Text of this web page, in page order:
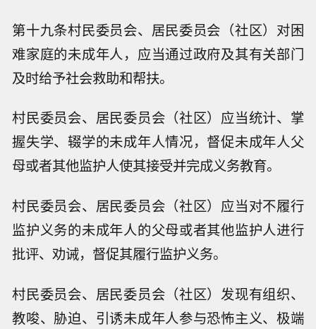
第十九条村民委员会、居民委员会（社区）对困
难家庭的未成年人，应当通过政府及其有关部门
及时给予社会救助和帮扶。
村民委员会、居民委员会（社区）应当统计、掌
握失学、辍学的未成年人情况，督促未成年人父
母或者其他监护人使其接受并完成义务教育。
村民委员会、居民委员会（社区）应当对不履行
监护义务的未成年人的父母或者其他监护人进行
批评、劝诫，督促其履行监护义务。
村民委员会、居民委员会（社区）发现有组织、
教唆、胁迫、引诱未成年人参与恐怖主义、极端